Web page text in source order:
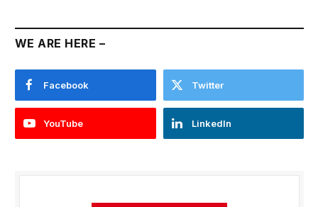
WE ARE HERE –
Facebook Twitter
YouTube LinkedIn